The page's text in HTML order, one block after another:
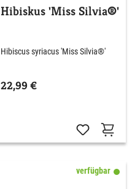
Hibiskus 'Miss Silvia®'
Hibiscus syriacus 'Miss Silvia®'
22,99 €
verfügbar